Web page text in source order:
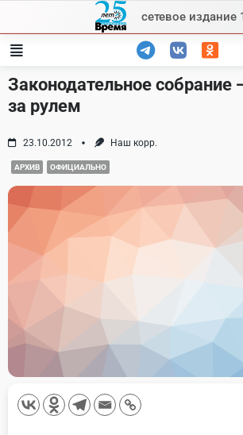
content
сетевое издание
Законодательное собрание
за рулем
23.10.2012 Наш корр.
АРХИВ ОФИЦИАЛЬНО